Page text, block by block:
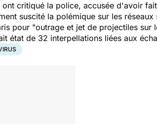
ont critiqué la police, accusée d'avoir
suscité la polémique sur les
pour "outrage et jet de projectiles sur
état de 32 interpellations liées aux